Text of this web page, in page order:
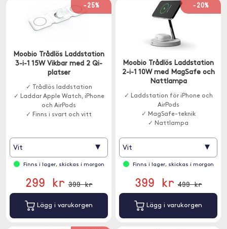
-25%
Moobio Trådlös Laddstation
3-i-1 15W Vikbar med 2 Qi-
platser
✓ Trådlös laddstation
✓ Laddar Apple Watch, iPhone
och AirPods
✓ Finns i svart och vitt
Vit ▾
Finns i lager, skickas i morgon
299 kr 399 kr
Lägg i varukorgen
-20%
Moobio Trådlös Laddstation
2-i-1 10W med MagSafe och
Nattlampa
✓ Laddstation för iPhone och
AirPods
✓ MagSafe-teknik
✓ Nattlampa
Vit ▾
Finns i lager, skickas i morgon
399 kr 499 kr
Lägg i varukorgen